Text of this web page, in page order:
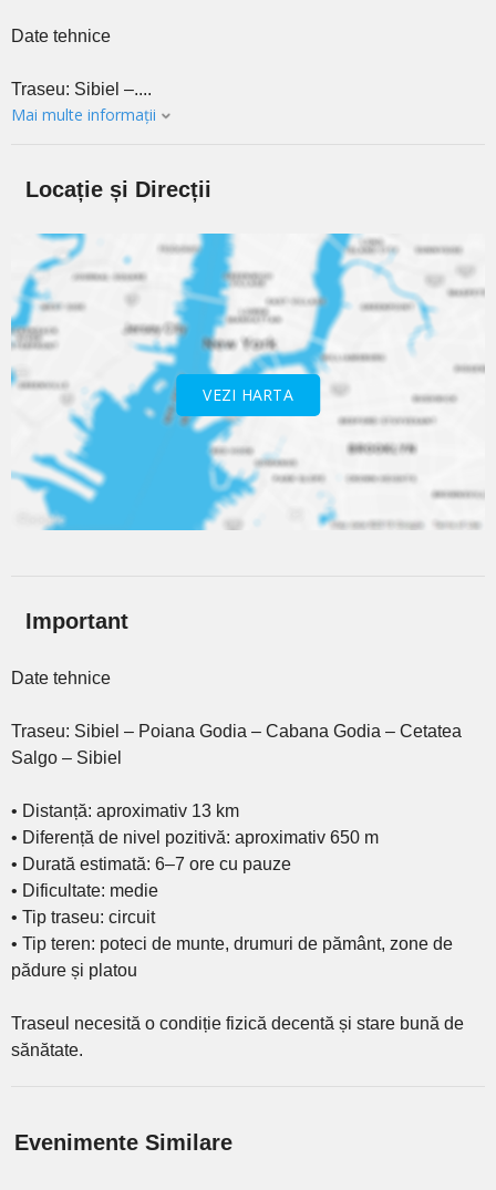
Date tehnice
Traseu: Sibiel –....
Mai multe informații
Locație și Direcții
VEZI HARTA
Important
Date tehnice
Traseu: Sibiel – Poiana Godia – Cabana Godia – Cetatea
Salgo – Sibiel
• Distanță: aproximativ 13 km
• Diferență de nivel pozitivă: aproximativ 650 m
• Durată estimată: 6–7 ore cu pauze
• Dificultate: medie
• Tip traseu: circuit
• Tip teren: poteci de munte, drumuri de pământ, zone de
pădure și platou
Traseul necesită o condiție fizică decentă și stare bună de
sănătate.
Evenimente Similare